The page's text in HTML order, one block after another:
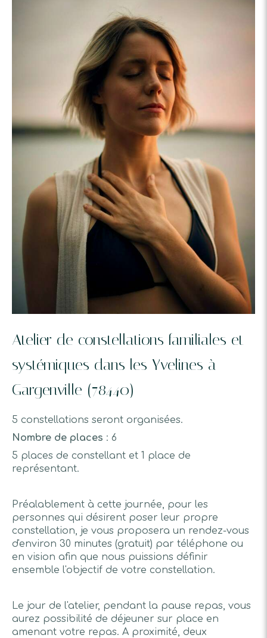
Atelier de constellations familiales et
systémiques dans les Yvelines à
Gargenville (78440)
5 constellations seront organisées.
Nombre de places : 6
5 places de constellant et 1 place de
représentant.
Préalablement à cette journée, pour les
personnes qui désirent poser leur propre
constellation, je vous proposera un rendez-vous
d'environ 30 minutes (gratuit) par téléphone ou
en vision afin que nous puissions définir
ensemble l'objectif de votre constellation.
Le jour de l'atelier, pendant la pause repas, vous
aurez possibilité de déjeuner sur place en
amenant votre repas. A proximité, deux